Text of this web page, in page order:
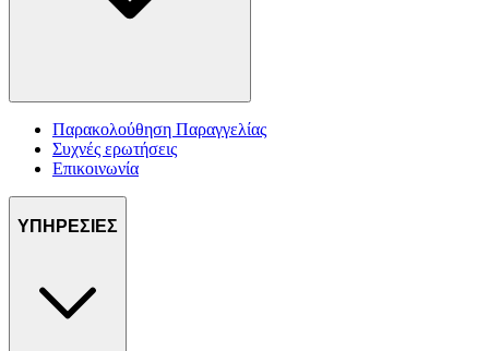
Παρακολούθηση Παραγγελίας
Συχνές ερωτήσεις
Επικοινωνία
ΥΠΗΡΕΣΙΕΣ